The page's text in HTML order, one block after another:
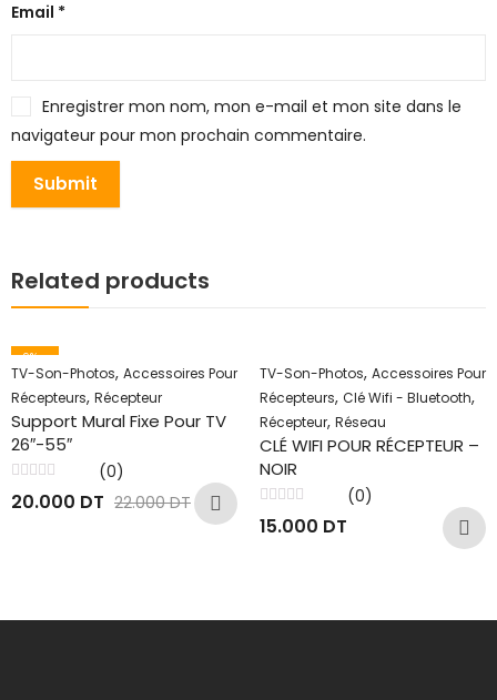
Email *
Enregistrer mon nom, mon e-mail et mon site dans le
navigateur pour mon prochain commentaire.
Related products
9% -
TV-Son-Photos, Accessoires Pour
Récepteurs, Récepteur
Support Mural Fixe Pour TV
26″-55″
0
(0)
20.000 DT 22.000DT
TV-Son-Photos, Accessoires Pour
Récepteurs, Clé Wifi - Bluetooth,
Récepteur, Réseau
CLÉ WIFI POUR RÉCEPTEUR –
NOIR
(0)
15.000 DT